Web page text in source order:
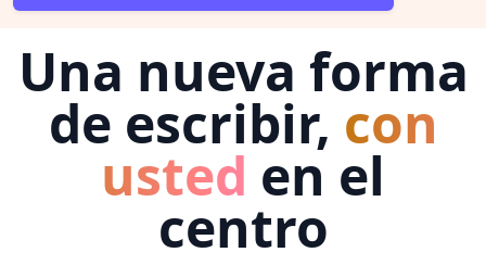
Una nueva forma
de escribir, con
usted en el
centro